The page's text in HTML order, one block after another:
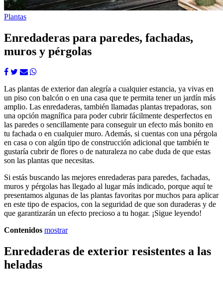
Plantas
Enredaderas para paredes, fachadas,
muros y pérgolas
Las plantas de exterior dan alegría a cualquier estancia, ya vivas en
un piso con balcón o en una casa que te permita tener un jardín más
amplio. Las enredaderas, también llamadas plantas trepadoras, son
una opción magnífica para poder cubrir fácilmente desperfectos en
las paredes o sencillamente para conseguir un efecto más bonito en
tu fachada o en cualquier muro. Además, si cuentas con una pérgola
en casa o con algún tipo de construcción adicional que también te
gustaría cubrir de flores o de naturaleza no cabe duda de que estas
son las plantas que necesitas.
Si estás buscando las mejores enredaderas para paredes, fachadas,
muros y pérgolas has llegado al lugar más indicado, porque aquí te
presentamos algunas de las plantas favoritas por muchos para aplicar
en este tipo de espacios, con la seguridad de que son duraderas y de
que garantizarán un efecto precioso a tu hogar. ¡Sigue leyendo!
Contenidos mostrar
Enredaderas de exterior resistentes a las
heladas